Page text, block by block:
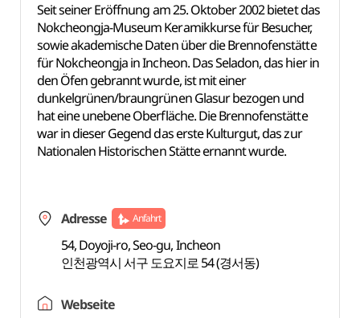
Seit seiner Eröffnung am 25. Oktober 2002 bietet das
Nokcheongja-Museum Keramikkurse für Besucher,
sowie akademische Daten über die Brennofenstätte
für Nokcheongja in Incheon. Das Seladon, das hier in
den Öfen gebrannt wurde, ist mit einer
dunkelgrünen/braungrünen Glasur bezogen und
hat eine unebene Oberfläche. Die Brennofenstätte
war in dieser Gegend das erste Kulturgut, das zur
Nationalen Historischen Stätte ernannt wurde.
Adresse Anfahrt
54, Doyoji-ro, Seo-gu, Incheon
인천광역시 서구 도요지로 54 (경서동)
Webseite